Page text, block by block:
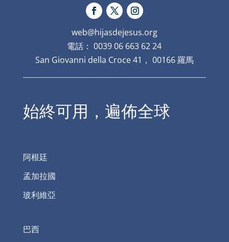
web@hijasdejesus.org
電話： 0039 06 663 62 24
San Giovanni della Croce 41， 00166 羅馬
始終可用，遍佈全球
阿根廷
孟加拉國
玻利維亞
巴西